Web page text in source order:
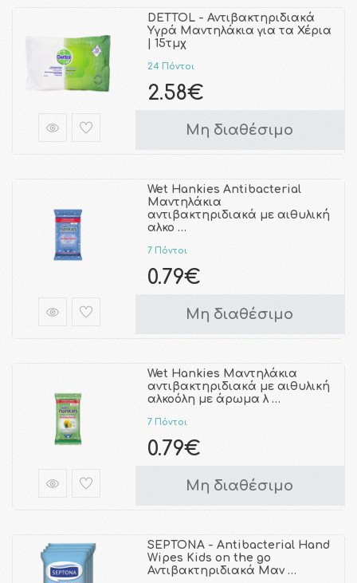
DETTOL - Αντιβακτηριδιακά
Υγρά Μαντηλάκια για τα Χέρια
| 15τμχ
24 Πόντοι
2.58€
Μη διαθέσιμο
Wet Hankies Antibacterial
Μαντηλάκια
αντιβακτηριδιακά με αιθυλική
αλκο …
7 Πόντοι
0.79€
Μη διαθέσιμο
Wet Hankies Μαντηλάκια
αντιβακτηριδιακά με αιθυλική
αλκοόλη με άρωμα λ …
7 Πόντοι
0.79€
Μη διαθέσιμο
SEPTONA - Antibacterial Hand
Wipes Kids on the go
Αντιβακτηριδιακά Μαν …